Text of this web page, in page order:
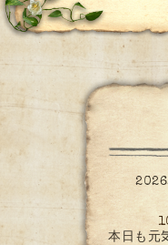
本日も元